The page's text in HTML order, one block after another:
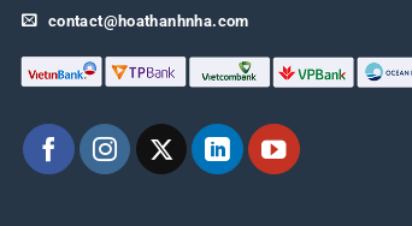
contact@hoathanhnha.com